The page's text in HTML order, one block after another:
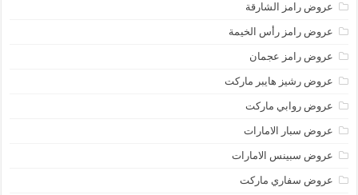
عروض رامز الشارقة
عروض رامز رأس الخيمة
عروض رامز عجمان
عروض رشيز هايبر ماركت
عروض روابي ماركت
عروض سبار الامارات
عروض سبينس الامارات
عروض سفاري ماركت